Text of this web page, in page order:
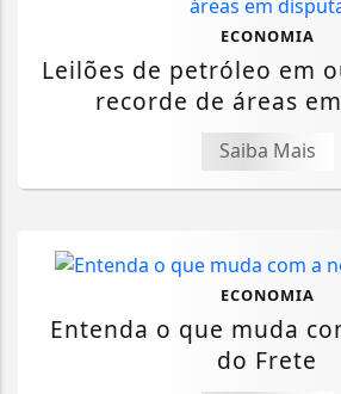
ECONOMIA
Leilões de petróleo em
recorde de áreas
Saiba Mais
ECONOMIA
Entenda o que muda
do Frete